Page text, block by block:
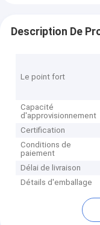
Description De
Le point fort
Capacité
d'approvisionnement
Certification
Conditions de
paiement
Délai de livraison
Détails d'emballage